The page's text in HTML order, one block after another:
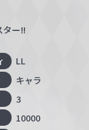
ター!!
LL
キャラ
3
10000